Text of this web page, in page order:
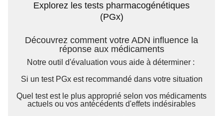
Explorez les tests pharmacogénétiques
(PGx)
Découvrez comment votre ADN influence la
réponse auxmédicaments
Notre outil d'évaluation vous aide à déterminer :
Si un test PGxest recommandé dans votre situation
Quel test est le plus approprié selon vos médicaments
actuels ou vos antécédents d'effets indésirables